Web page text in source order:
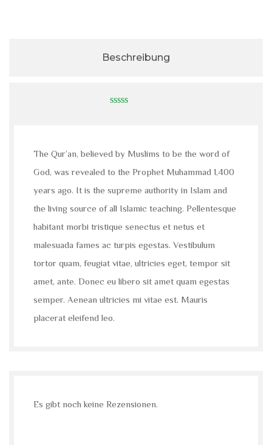
Beschreibung
The Qur’an, believed by Muslims to be the word of
God, was revealed to the Prophet Muhammad 1,400
years ago. It is the supreme authority in Islam and
the living source of all Islamic teaching. Pellentesque
habitant morbi tristique senectus et netus et
malesuada fames ac turpis egestas. Vestibulum
tortor quam, feugiat vitae, ultricies eget, tempor sit
amet, ante. Donec eu libero sit amet quam egestas
semper. Aenean ultricies mi vitae est. Mauris
placerat eleifend leo.
Es gibt noch keine Rezensionen.